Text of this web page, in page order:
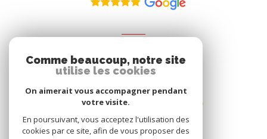
Nous adhérons
Comme beaucoup, notre site
utilise les cookies
On aimerait vous accompagner pendant
votre visite.
En poursuivant, vous acceptez l'utilisation des
cookies par ce site, afin de vous proposer des